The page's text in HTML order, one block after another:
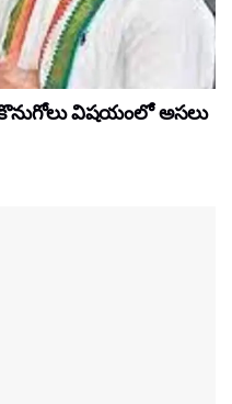
విషయంలో అసలు